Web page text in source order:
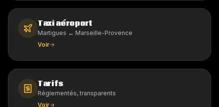
Taxi aéroport
Martigues ↔ Marseille-Provence
Voir
Tarifs
Réglementés, transparents
Voir